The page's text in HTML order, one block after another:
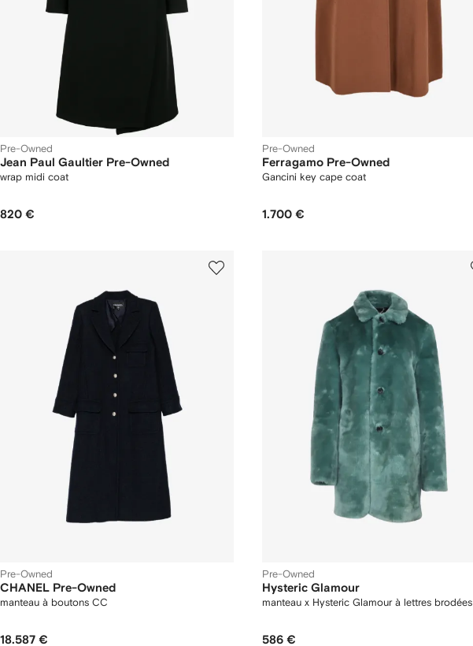
Pre-Owned
Jean Paul Gaultier Pre-Owned
wrap midi coat
820 €
Pre-Owned
Ferragamo Pre-Owned
Gancini key cape coat
1.700 €
Pre-Owned
CHANEL Pre-Owned
manteau à boutons CC
18.587 €
Pre-Owned
Hysteric Glamour
manteau x Hysteric Glamour à lettres brodées
586 €